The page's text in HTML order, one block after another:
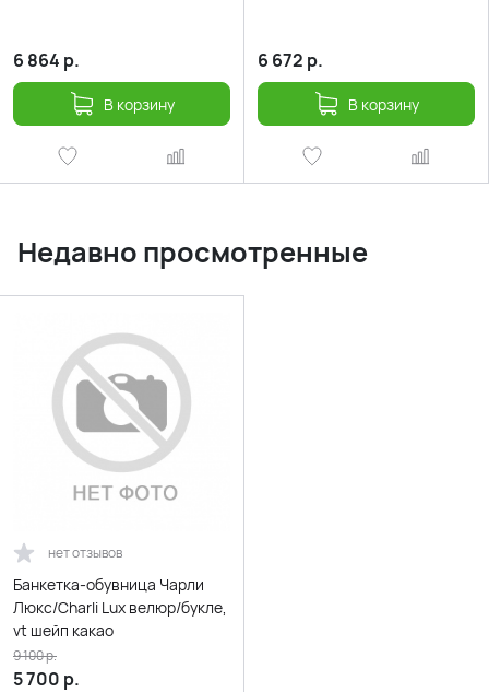
6 864 р.
В корзину
6 672 р.
В корзину
Недавно просмотренные
нет отзывов
Банкетка-обувница Чарли
Люкс/Charli Lux велюр/букле,
vt шейп какао
5 700 р.
9 100р.